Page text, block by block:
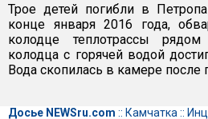
Трое детей погибли в
конце января 2016 года,
колодце теплотрассы
колодца с горячей водой
Вода скопилась в камере после
Досье NEWSru.com :: Камчатка ::